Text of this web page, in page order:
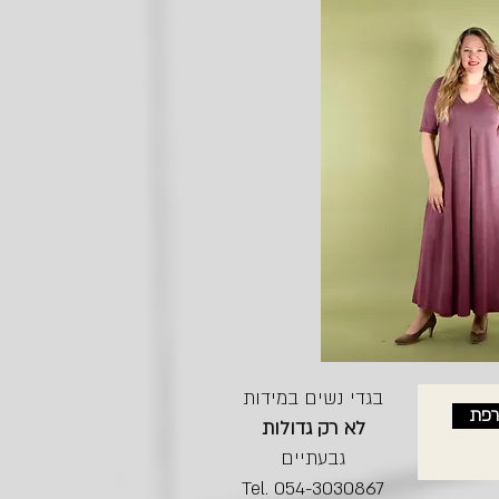
בגדי נשים במידות
לא רק גדולות
גבעתיים
Tel. 054-3030867